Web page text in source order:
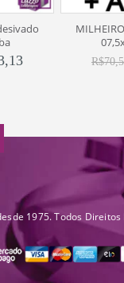
R$
1975. Todos Direitos